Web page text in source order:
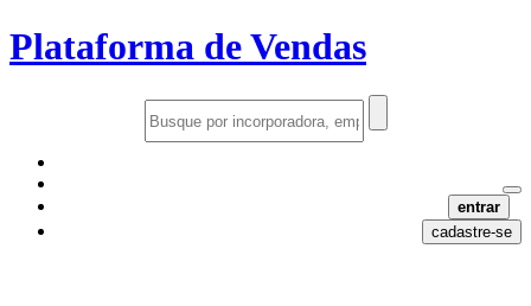
Plataforma de Vendas
entrar
cadastre-se